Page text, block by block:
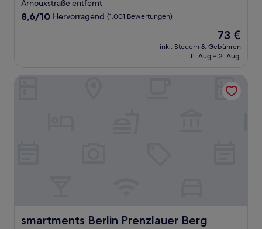
Unterkunft
Arnouxstraße entfernt
8.6
8,6/10 Hervorragend (1.001 Bewertungen)
Der
Preis
beträgt
73 €
inkl. Steuern & Gebühren
11. Aug.–12. Aug.
smartments Berlin Prenzlauer Berg
smartments Berlin Prenzlauer Berg